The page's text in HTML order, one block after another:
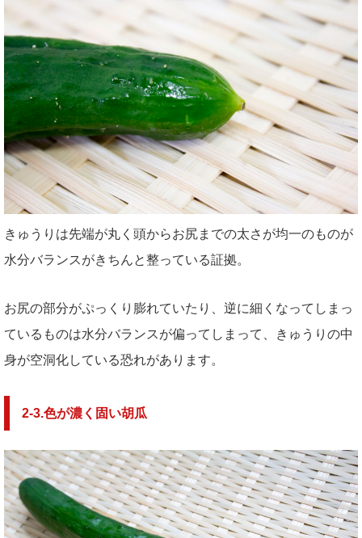
きゅうりは先端が丸く頭からお尻までの太さが均一のものが
水分バランスがきちんと整っている証拠。
お尻の部分がぷっくり膨れていたり、逆に細くなってしまっ
ているものは水分バランスが偏ってしまって、きゅうりの中
身が空洞化している恐れがあります。
2-3.色が濃く固い胡瓜